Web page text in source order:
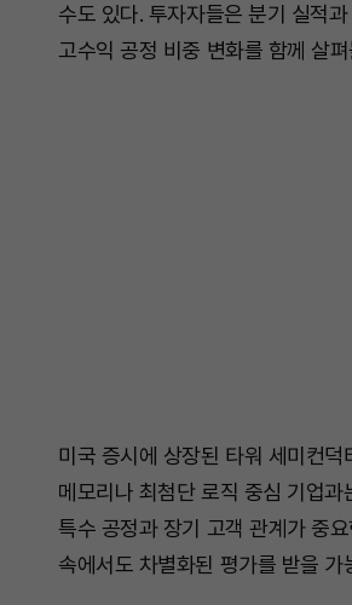
수도 있다. 투자자들은 분기 실적
고수익 공정 비중 변화를 함께 살
미국 증시에 상장된 타워 세미컨
메모리나 최첨단 로직 중심 기업
특수 공정과 장기 고객 관계가 중
속에서도 차별화된 평가를 받을 가